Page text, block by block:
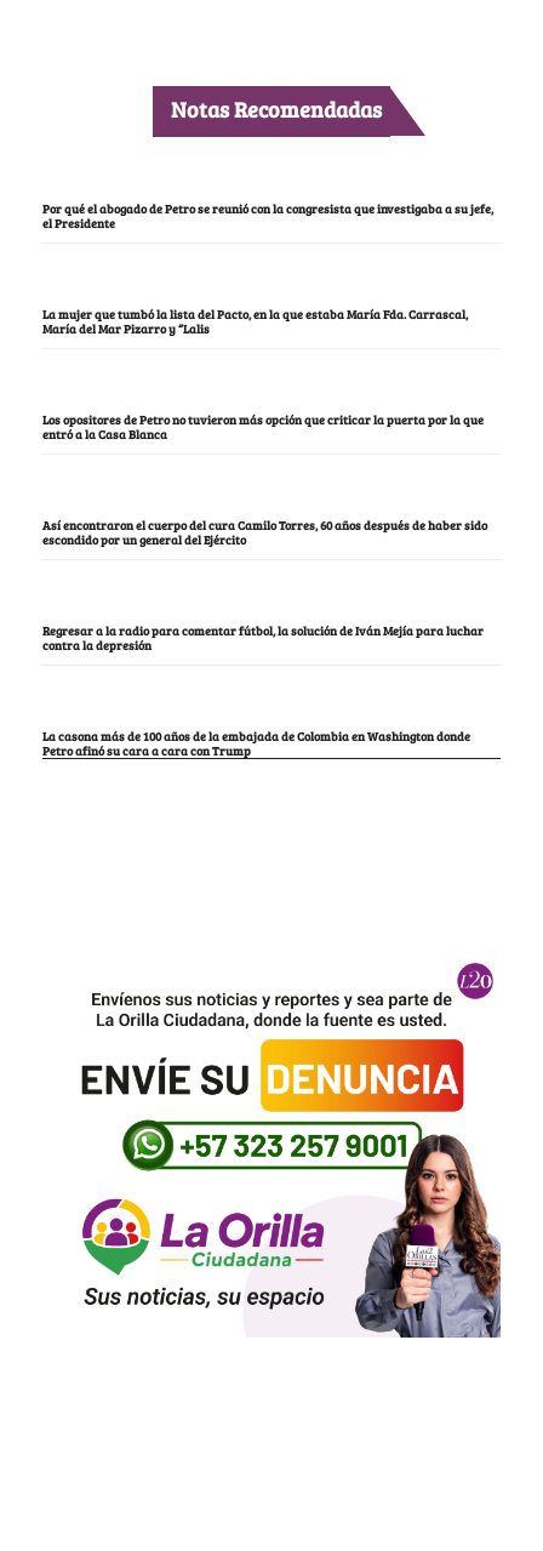
Notas Recomendadas
Por qué el abogado de Petro se reunió con la congresista que investigaba a su jefe,
el Presidente
La mujer que tumbó la lista del Pacto, en la que estaba María Fda. Carrascal,
María del Mar Pizarro y “Lalis
Los opositores de Petro no tuvieron más opción que criticar la puerta por la que
entró a la Casa Blanca
Así encontraron el cuerpo del cura Camilo Torres, 60 años después de haber sido
escondido por un general del Ejército
Regresar a la radio para comentar fútbol, la solución de Iván Mejía para luchar
contra la depresión
La casona más de 100 años de la embajada de Colombia en Washington donde
Petro afinó su cara a cara con Trump